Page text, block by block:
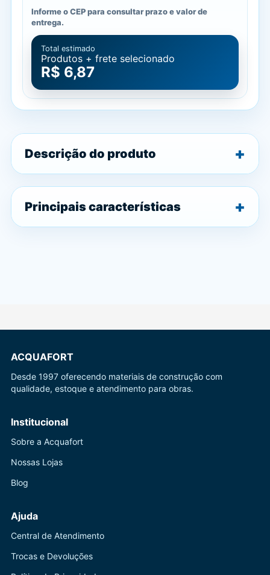
Informe o CEP para consultar prazo e valor de
entrega.
Total estimado
Produtos + frete selecionado
R$ 6,87
Descrição do produto
Principais características
ACQUAFORT
Desde 1997 oferecendo materiais de construção com
qualidade, estoque e atendimento para obras.
Institucional
Sobre a Acquafort
Nossas Lojas
Blog
Ajuda
Central de Atendimento
Trocas e Devoluções